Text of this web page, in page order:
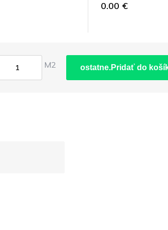
0.00 €
M2 ostatne.Pridať do